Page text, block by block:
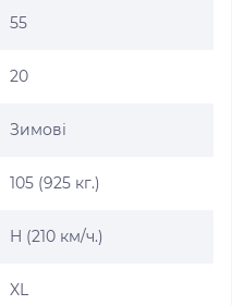
55
20
Зимові
105 (925 кг.)
H (210 км/ч.)
XL